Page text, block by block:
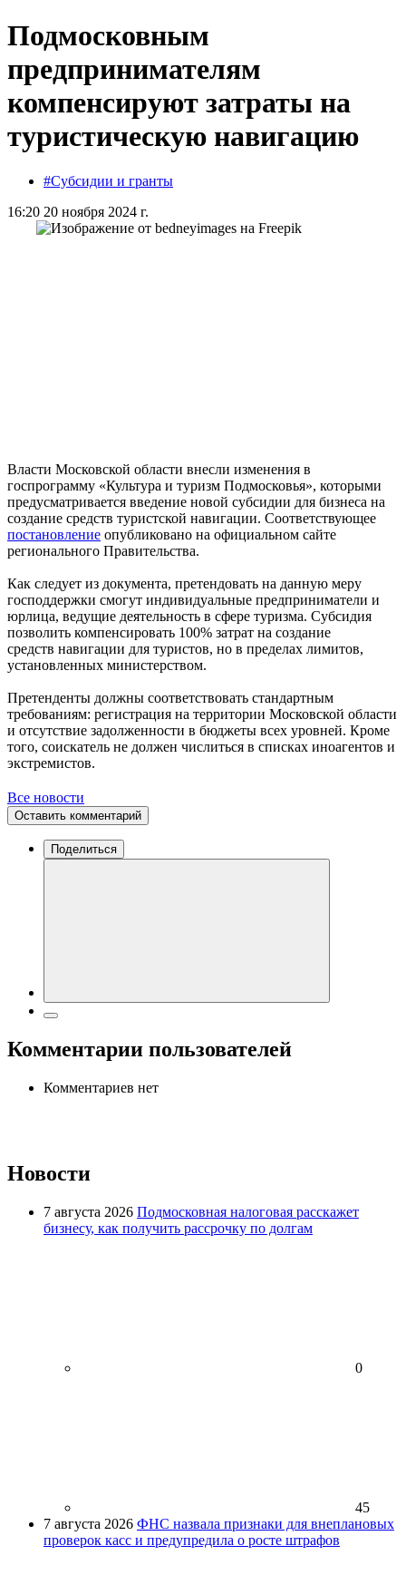
Подмосковным
предпринимателям
компенсируют затраты на
туристическую навигацию
#Субсидии и гранты
16:20 20 ноября 2024 г.
Власти Московской области внесли изменения в
госпрограмму «Культура и туризм Подмосковья», которыми
предусматривается введение новой субсидии для бизнеса на
создание средств туристской навигации. Соответствующее
постановление опубликовано на официальном сайте
регионального Правительства.
Как следует из документа, претендовать на данную меру
господдержки смогут индивидуальные предприниматели и
юрлица, ведущие деятельность в сфере туризма. Субсидия
позволить компенсировать 100% затрат на создание
средств навигации для туристов, но в пределах лимитов,
установленных министерством.
Претенденты должны соответствовать стандартным
требованиям: регистрация на территории Московской области
и отсутствие задолженности в бюджеты всех уровней. Кроме
того, соискатель не должен числиться в списках иноагентов и
экстремистов.
Все новости
Оставить комментарий
Поделиться
Комментарии пользователей
Комментариев нет
Новости
7 августа 2026 Подмосковная налоговая расскажет
бизнесу, как получить рассрочку по долгам
0
45
7 августа 2026 ФНС назвала признаки для внеплановых
проверок касс и предупредила о росте штрафов